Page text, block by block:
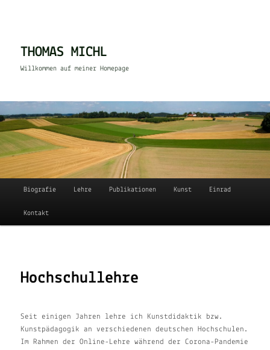
THOMAS MICHL
Willkommen auf meiner Homepage
Biografie Lehre Publikationen Kunst Einrad
Kontakt
Hochschullehre
Seit einigen Jahren lehre ich Kunstdidaktik bzw.
Kunstpädagogik an verschiedenen deutschen Hochschulen.
Im Rahmen der Online-Lehre während der Corona-Pandemie